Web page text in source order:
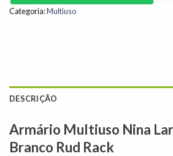
Categoria:Multiuso
DESCRIÇÃO
Armário Multiuso Nina
Branco Rud Rack